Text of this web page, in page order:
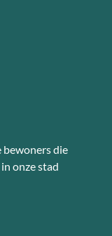
bewoners die
onze stad